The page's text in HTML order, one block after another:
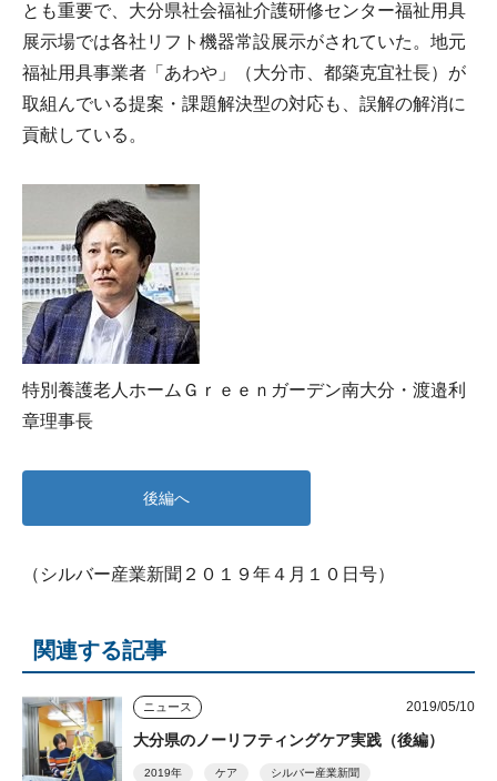
とも重要で、大分県社会福祉介護研修センター福祉用具
展示場では各社リフト機器常設展示がされていた。地元
福祉用具事業者「あわや」（大分市、都築克宜社長）が
取組んでいる提案・課題解決型の対応も、誤解の解消に
貢献している。
特別養護老人ホームＧｒｅｅｎガーデン南大分・渡邉利
章理事長
後編へ
（シルバー産業新聞２０１９年４月１０日号）
関連する記事
ニュース 2019/05/10
大分県のノーリフティングケア実践（後編）
2019年 ケア シルバー産業新聞